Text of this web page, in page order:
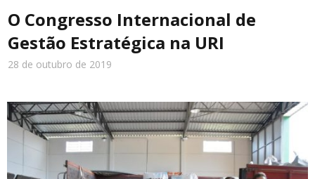
O Congresso Internacional de
Gestão Estratégica na URI
28 de outubro de 2019